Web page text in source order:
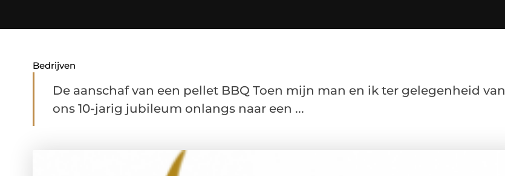
Bedrijven
De aanschaf van een pellet BBQ Toen mijn man en ik ter gelegenheid van
ons 10-jarig jubileum onlangs naar een ...